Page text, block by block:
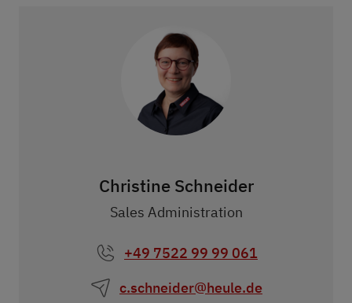
Christine Schneider
Sales Administration
+49 7522 99 99 061
c.schneider@heule.de